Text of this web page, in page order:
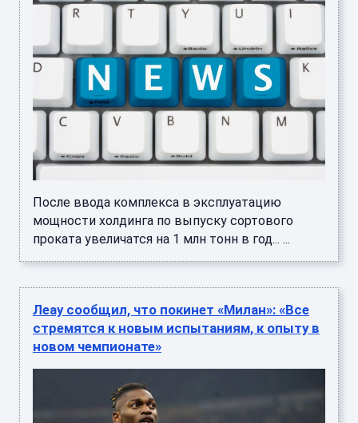
После ввода комплекса в эксплуатацию
мощности холдинга по выпуску сортового
проката увеличатся на 1 млн тонн в год... ...
Леау сообщил, что покинет «Милан»: «Все
стремятся к новым испытаниям, к опыту в
новом чемпионате»